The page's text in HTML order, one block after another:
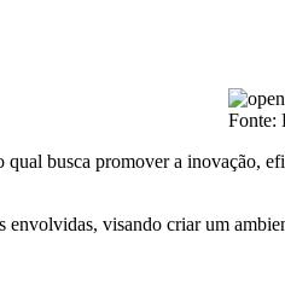
Fonte:
busca promover a inovação,
visando criar um